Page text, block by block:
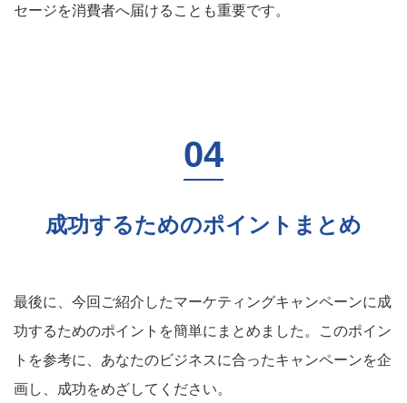
セージを消費者へ届けることも重要です。
成功するためのポイントまとめ
最後に、今回ご紹介したマーケティングキャンペーンに成
功するためのポイントを簡単にまとめました。このポイン
トを参考に、あなたのビジネスに合ったキャンペーンを企
画し、成功をめざしてください。